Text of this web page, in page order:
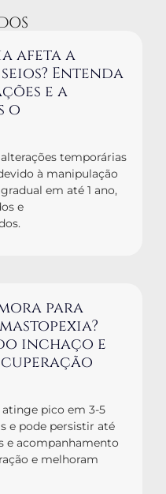
afeta a
Entenda
e a
o
temporárias
à manipulação
em até 1 ano,
e
para
inchaço e
pico em 3-5
e pode persistir até
e acompanhamento
e melhoram